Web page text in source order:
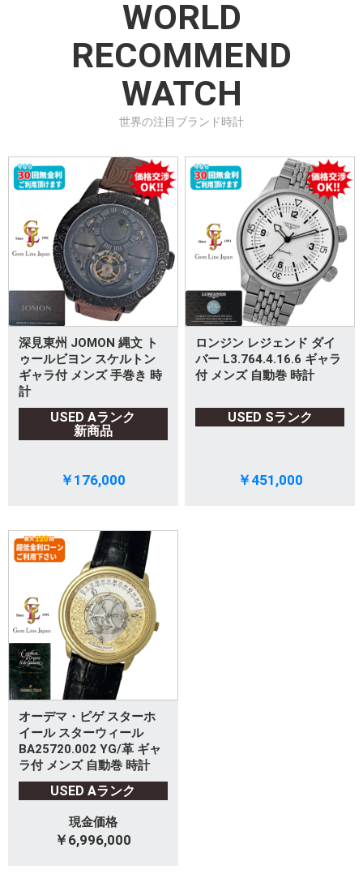
WORLD
RECOMMEND
WATCH
世界の注目ブランド時計
深見東州 JOMON 縄文 ト
ゥールビヨン スケルトン
ギャラ付 メンズ 手巻き 時
計
USED Aランク
新商品
￥176,000
ロンジン レジェンド ダイ
バー L3.764.4.16.6 ギャラ
付 メンズ 自動巻 時計
USED Sランク
￥451,000
オーデマ・ピゲ スターホ
イール スターウィール
BA25720.002 YG/革 ギャ
ラ付 メンズ 自動巻 時計
USED Aランク
現金価格
￥6,996,000